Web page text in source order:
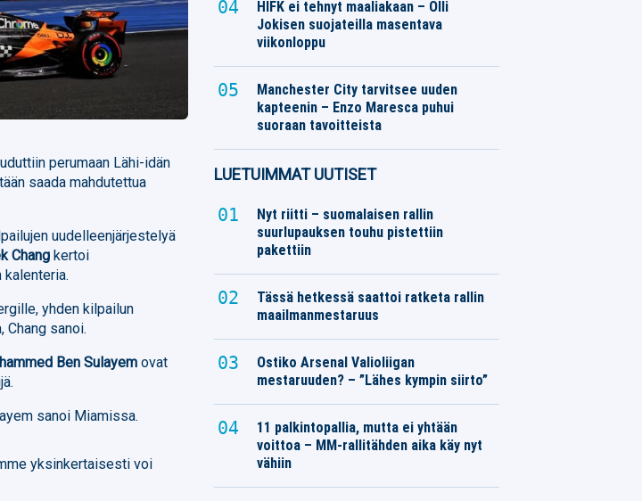
perumaan Lähi-idän
saada mahdutettua
uudelleenjärjestelyä
Chang kertoi
yhden kilpailun
sanoi.
Ben Sulayem ovat
sanoi Miamissa.
yksinkertaisesti voi
HIFK ei tehnyt maaliakaan – Olli
Jokisen suojateilla masentava
viikonloppu
Manchester City tarvitsee uuden
kapteenin – Enzo Maresca puhui
suoraan tavoitteista
LUETUIMMAT UUTISET
Nyt riitti – suomalaisen rallin
suurlupauksen touhu pistettiin
pakettiin
Tässä hetkessä saattoi ratketa rallin
maailmanmestaruus
Ostiko Arsenal Valioliigan
mestaruuden? – ”Lähes kympin siirto”
11 palkintopallia, mutta ei yhtään
voittoa – MM-rallitähden aika käy nyt
vähiin